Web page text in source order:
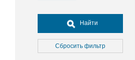
Досуг, туризм и отдых
Культура
Медицина
Найти
Сбросить фильтр